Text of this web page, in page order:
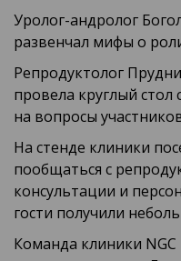
Уролог-андролог
развенчал мифы о
Репродуктолог
провела круглый стол
на вопросы
На стенде клиники
пообщаться с
консультации и
гости получили
Команда клиники NGC